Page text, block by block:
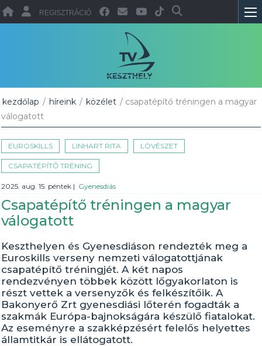
REGISZTRÁCIÓ
kezdőlap / híreink / közélet / csapatépítő tréningen a magyar
válogatott
EUROSKILLS LINHART RITA LÖVÉSZET
CSAPATÉPÍTŐ TRÉNING
2025. aug. 15. péntek | Gyenesdiás
Csapatépítő tréningen a magyar
válogatott
Keszthelyen és Gyenesdiáson rendezték meg a
Euroskills verseny nemzeti válogatottjának
csapatépítő tréningjét. A két napos
rendezvényen többek között lőgyakorlaton is
részt vettek a versenyzők és felkészítőik. A
Bakonyerő Zrt gyenesdiási lőterén fogadták a
szakmák Európa-bajnokságára készülő fiatalokat.
Az eseményre a szakképzésért felelős helyettes
államtitkár is ellátogatott.